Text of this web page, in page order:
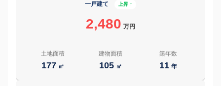
一戸建て 上昇 ↑
2,480 万円
土地面積
177 ㎡
建物面積
105 ㎡
築年数
11 年